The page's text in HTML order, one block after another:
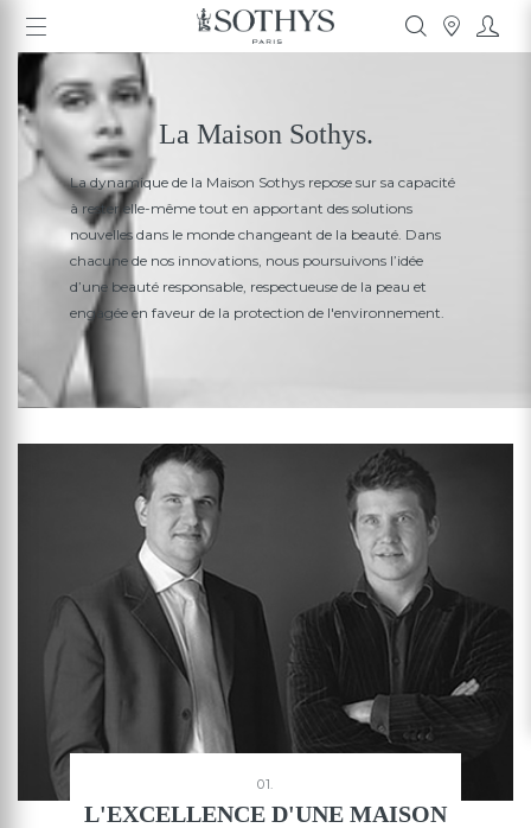
La Maison Sothys.
La dynamique de la Maison Sothys repose sur sa capacité
à resterelle-même tout en apportant des solutions
nouvelles dans le monde changeant de la beauté. Dans
chacune de nos innovations, nous poursuivons l’idée
d’une beauté responsable, respectueuse de la peau et
engagée en faveur de la protection de l'environnement.
01.
L'EXCELLENCE D'UNE MAISON